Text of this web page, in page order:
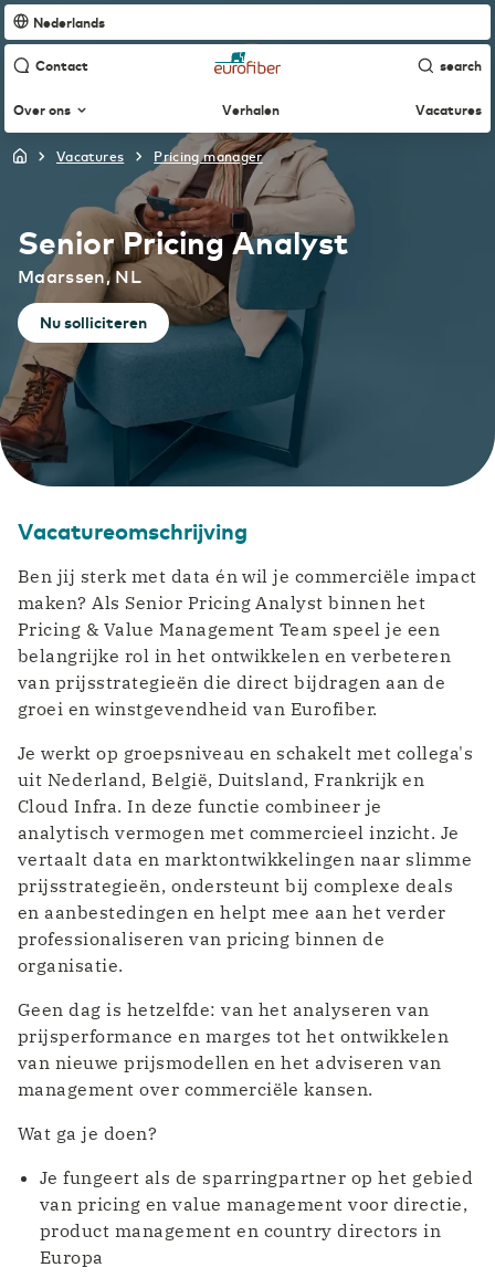
Nederlands
Contact search
Over ons Verhalen Vacatures
Wie we zijn
Wat we doen
Hoe we werven
Nederlands
English
Français
vacatures pricing manager
Senior Pricing Analyst
Maarssen, NL
Nu solliciteren
Vacatureomschrijving
Ben jij sterk met data én wil je commerciële impact
maken? Als Senior Pricing Analyst binnen het
Pricing & Value Management Team speel je een
belangrijke rol in het ontwikkelen en verbeteren
van prijsstrategieën die direct bijdragen aan de
groei en winstgevendheid van Eurofiber.
Je werkt op groepsniveau en schakelt met collega's
uit Nederland, België, Duitsland, Frankrijk en
Cloud Infra. In deze functie combineer je
analytisch vermogen met commercieel inzicht. Je
vertaalt data en marktontwikkelingen naar slimme
prijsstrategieën, ondersteunt bij complexe deals
en aanbestedingen en helpt mee aan het verder
professionaliseren van pricing binnen de
organisatie.
Geen dag is hetzelfde: van het analyseren van
prijsperformance en marges tot het ontwikkelen
van nieuwe prijsmodellen en het adviseren van
management over commerciële kansen.
Wat ga je doen?
Je fungeert als de sparringpartner op het gebied
van pricing en value management voor directie,
product management en country directors in
Europa